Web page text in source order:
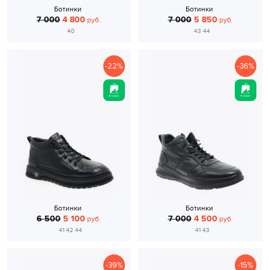
Ботинки
7 000 4 800 руб.
40
Ботинки
7 000 5 850руб.
43 44
-22%
Ботинки
6 500 5 100 руб.
41 42 44
-36%
Ботинки
7 000 4 500руб.
41 43
-39% -15%